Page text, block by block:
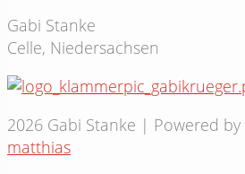
Gabi Stanke
Celle, Niedersachsen
2026 Gabi Stanke | Powered by
matthias